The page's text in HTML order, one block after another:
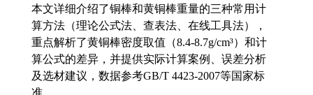
本文详细介绍了铜棒和黄铜棒重量的三种常用计
算方法（理论公式法、查表法、在线工具法），
重点解析了黄铜棒密度取值（8.4-8.7g/cm³）和计
算公式的差异，并提供实际计算案例、误差分析
及选材建议，数据参考GB/T 4423-2007等国家标
准。